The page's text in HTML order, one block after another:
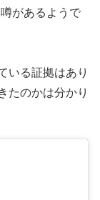
があるようで
いる証拠はあり
たのかは分かり